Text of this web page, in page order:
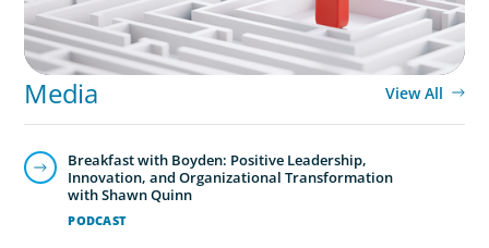
Media View All
PODCAST
Breakfast with Boyden: Positive Leadership,
Innovation, and Organizational Transformation
with Shawn Quinn